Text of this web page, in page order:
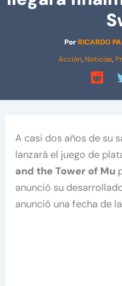
PorRICARDO
Acción, Noticias,
A casi dos años de su
lanzará el juego de
and the Tower of Mu
anunció su
anunció una fecha de